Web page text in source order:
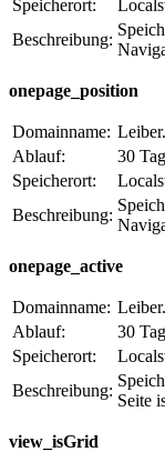
Speicherort:
Beschreibung:
onepage_position
Domainname:
Ablauf:
30
Speicherort:
Beschreibung:
onepage_active
Domainname:
Ablauf:
30
Speicherort:
Beschreibung:
Seite
view_isGrid